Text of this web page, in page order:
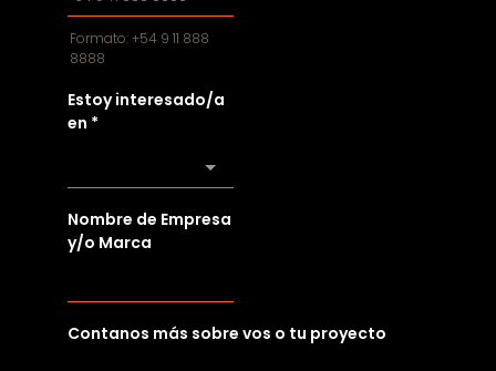
Formato: +54 9 11 888
8888
Estoy interesado/a
en *
Nombre de Empresa
y/o Marca
Contanos más sobre vos o tu proyecto